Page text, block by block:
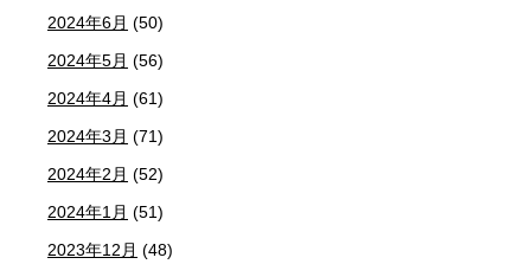
2024年6月 (50)
2024年5月 (56)
2024年4月 (61)
2024年3月 (71)
2024年2月 (52)
2024年1月 (51)
2023年12月 (48)